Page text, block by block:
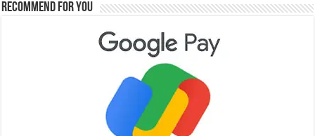
Recommend for You